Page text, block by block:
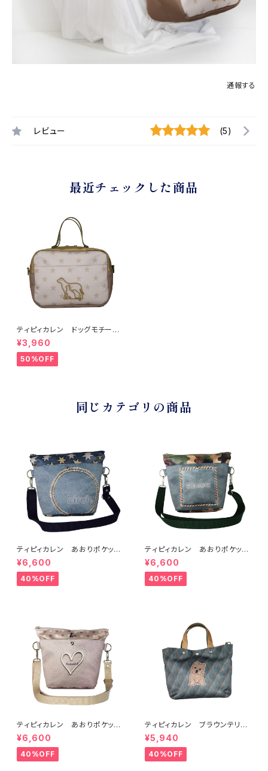
通報する
レビュー (5)
最近チェックした商品
ティピィカレン ドッグモチーフ
ボックス2WAYバッグ
¥3,960
50%OFF
同じカテゴリの商品
ティピィカレン あおりポケット
サークルショルダーバッグ
¥6,600
40%OFF
ティピィカレン あおりポケット
スクエアショルダーバッグ
¥6,600
40%OFF
ティピィカレン あおりポケット
ハートショルダーバッグ
¥6,600
40%OFF
ティピィカレン ブラウンテリア
2WAYミニトートバッグ
¥5,940
40%OFF